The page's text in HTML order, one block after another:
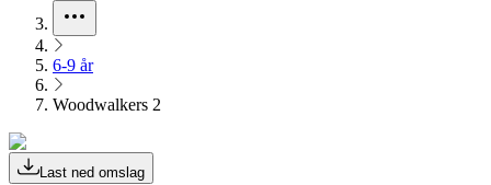
6-9 år
Woodwalkers 2
Last ned omslag